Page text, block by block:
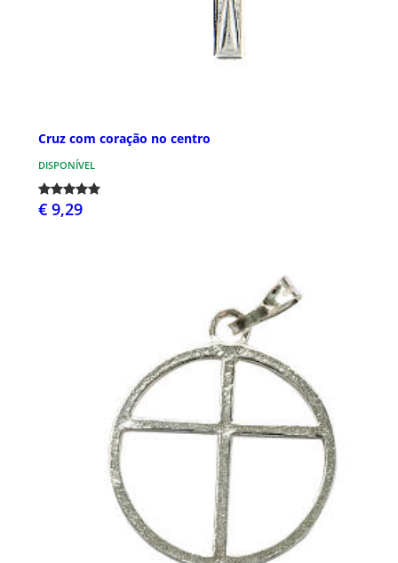
Cruz com coração no centro
DISPONÍVEL
€ 9,29